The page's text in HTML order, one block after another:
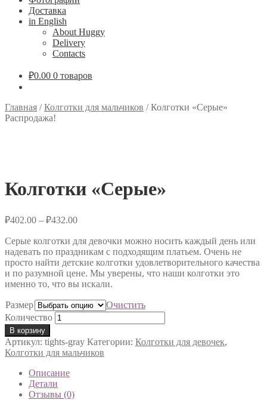
Доставка
in English
About Huggy
Delivery
Contacts
₽0.00 0 товаров
Главная /Колготки для мальчиков /Колготки «Серые»
Распродажа!
Колготки «Серые»
₽402.00 – ₽432.00
Серые колготки для девочки можно носить каждый день или
надевать по праздникам с подходящим платьем. Очень не
просто найти детские колготки удовлетворительного качества
и по разумной цене. Мы уверены, что наши колготки это
именно то, что вы искали.
Размер
Очистить
Количество
В корзину
Артикул: tights-gray Категории: Колготки для девочек,
Колготки для мальчиков
Описание
Детали
Отзывы (0)